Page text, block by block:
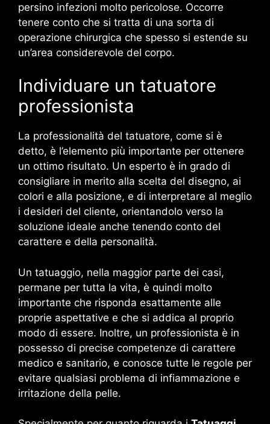
persino infezioni molto pericolose. Occorre
tenere conto che si tratta di una sorta di
operazione chirurgica che spesso si estende su
un’area considerevole del corpo.
Individuare un tatuatore
professionista
La professionalità del tatuatore, come si è
detto, è l’elemento più importante per ottenere
un ottimo risultato. Un esperto è in grado di
consigliare in merito alla scelta del disegno, ai
colori e alla posizione, e di interpretare al meglio
i desideri del cliente, orientandolo verso la
soluzione ideale anche tenendo conto del
carattere e della personalità.
Un tatuaggio, nella maggior parte dei casi,
permane per tutta la vita, è quindi molto
importante che risponda esattamente alle
proprie aspettative e che si addica al proprio
modo di essere. Inoltre, un professionista è in
possesso di precise competenze di carattere
medico e sanitario, e conosce tutte le regole per
evitare qualsiasi problema di infiammazione e
irritazione della pelle.